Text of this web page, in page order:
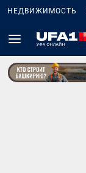
НЕДВИЖИМОСТЬ